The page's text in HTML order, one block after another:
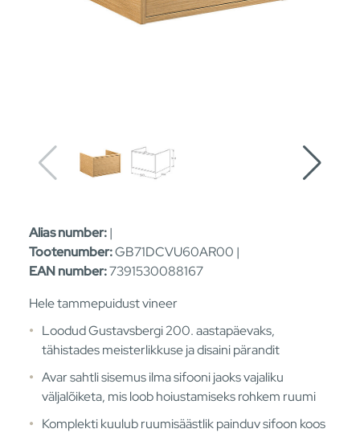
Alias number:|
Tootenumber:GB71DCVU60AR00 |
EAN number:7391530088167
Hele tammepuidust vineer
Loodud Gustavsbergi 200. aastapäevaks,
tähistades meisterlikkuse ja disaini pärandit
Avar sahtli sisemus ilma sifooni jaoks vajaliku
väljalõiketa, mis loob hoiustamiseks rohkem ruumi
Komplekti kuulub ruumisäästlik painduv sifoon koos